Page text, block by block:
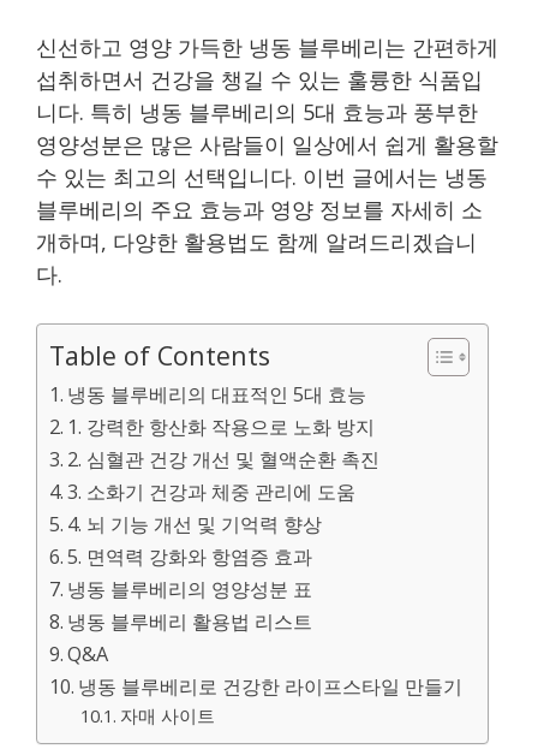
신선하고 영양 가득한 냉동 블루베리는 간편하게
섭취하면서 건강을 챙길 수 있는 훌륭한 식품입
니다. 특히 냉동 블루베리의 5대 효능과 풍부한
영양성분은 많은 사람들이 일상에서 쉽게 활용할
수 있는 최고의 선택입니다. 이번 글에서는 냉동
블루베리의 주요 효능과 영양 정보를 자세히 소
개하며, 다양한 활용법도 함께 알려드리겠습니
다.
Table of Contents
냉동 블루베리의 대표적인 5대 효능
1. 강력한 항산화 작용으로 노화 방지
2. 심혈관 건강 개선 및 혈액순환 촉진
3. 소화기 건강과 체중 관리에 도움
4. 뇌 기능 개선 및 기억력 향상
5. 면역력 강화와 항염증 효과
냉동 블루베리의 영양성분 표
냉동 블루베리 활용법 리스트
Q&A
냉동 블루베리로 건강한 라이프스타일 만들기
자매 사이트